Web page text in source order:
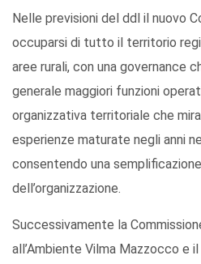
Nelle previsioni del ddl il nuovo
occuparsi di tutto il territorio
aree rurali, con una governance
generale maggiori funzioni
organizzativa territoriale che
esperienze maturate negli anni
consentendo una
dell’organizzazione.
Successivamente la
all’Ambiente Vilma Mazzocco e